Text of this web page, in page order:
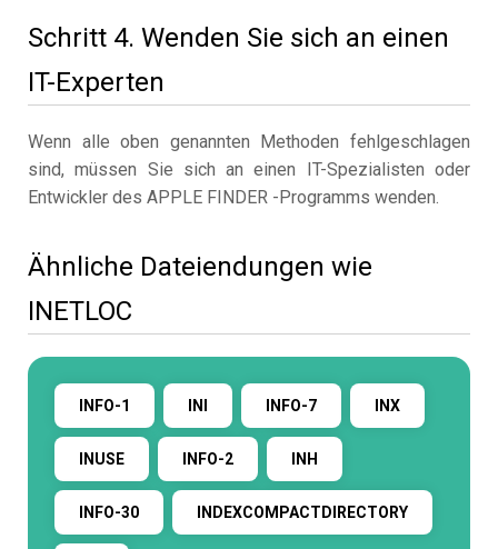
Schritt 4. Wenden Sie sich an einen
IT-Experten
Wenn alle oben genannten Methoden fehlgeschlagen
sind, müssen Sie sich an einen IT-Spezialisten oder
Entwickler des APPLE FINDER -Programms wenden.
Ähnliche Dateiendungen wie
INETLOC
INFO-1 INI INFO-7 INX
INUSE INFO-2 INH
INFO-30 INDEXCOMPACTDIRECTORY